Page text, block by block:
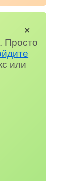
Просто
или
✕